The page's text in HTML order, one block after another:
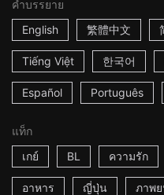
คำบรรยาย
English
繁體中文
Tiếng Việt 한국어
Español Português
แท็ก
เกย์
BL ความรัก
อาหาร ญี่ปุ่น ภาพ